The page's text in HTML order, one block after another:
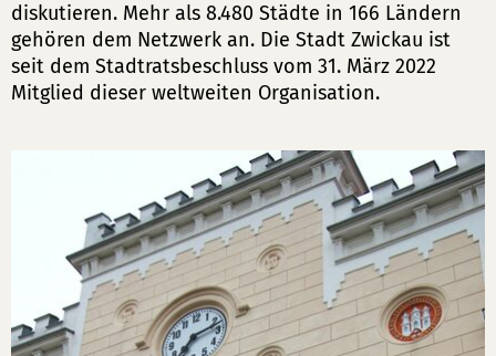
diskutieren. Mehr als 8.480 Städte in 166 Ländern
gehören dem Netzwerk an. Die Stadt Zwickau ist
seit dem Stadtratsbeschluss vom 31. März 2022
Mitglied dieser weltweiten Organisation.